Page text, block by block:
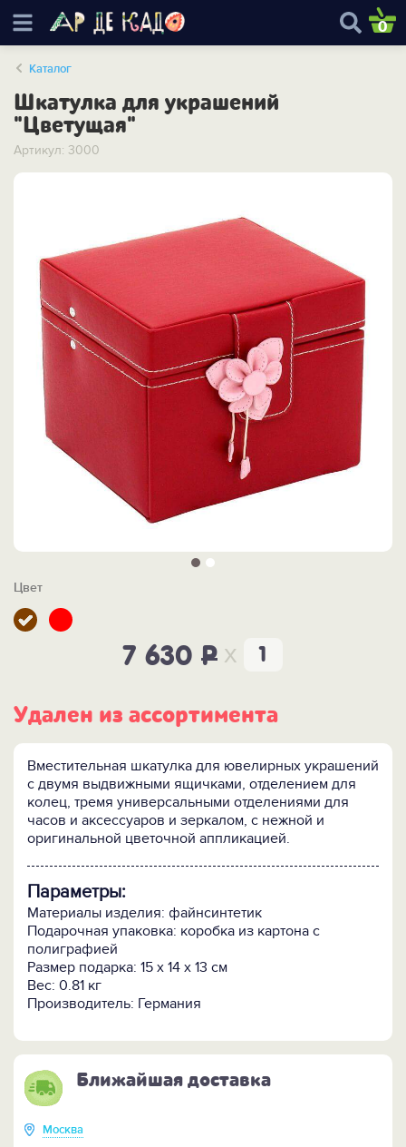
0
Каталог
Шкатулка для украшений
"Цветущая"
Артикул: 3000
Цвет
7 630 P x
Удален из ассортимента
Вместительная шкатулка для ювелирных украшений
с двумя выдвижными ящичками, отделением для
колец, тремя универсальными отделениями для
часов и аксессуаров и зеркалом, с нежной и
оригинальной цветочной аппликацией.
Параметры:
Материалы изделия: файнсинтетик
Подарочная упаковка: коробка из картона с
полиграфией
Размер подарка: 15 x 14 x 13 см
Вес: 0.81 кг
Производитель: Германия
Ближайшая доставка
Москва